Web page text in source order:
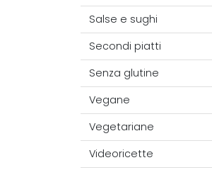
Salse e sughi
Secondi piatti
Senza glutine
Vegane
Vegetariane
Videoricette